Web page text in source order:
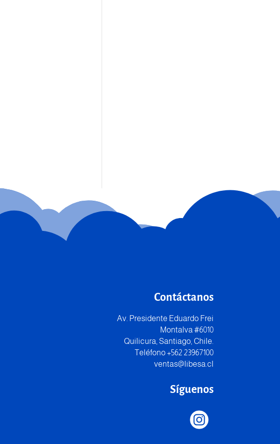
Contáctanos
Av. Presidente Eduardo Frei
Montalva #6010
Quilicura, Santiago, Chile.
Teléfono +562 23967100
ventas@libesa.cl
Síguenos